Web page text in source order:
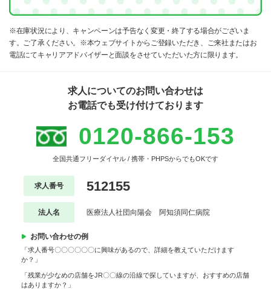
※在庫状況により、キャンペーンは予告なく変更・終了する場合がございま
す。ご了承ください。※本ウェブサイトからご登録いただき、ご来社またはお
電話にてキャリアアドバイザーと面談をさせていただいた方に限ります。
求人についてのお問い合わせは
お電話でも受け付けております
0120-866-153
全国共通フリーダイヤル / 携帯・PHPSからでもOKです
求人番号 512155
法人名 医療法人社団向陽会 阿知須同仁病院
お問い合わせの例
「求人番号〇〇〇〇〇〇に興味があるので、詳細を教えていただけます
か？」
「残業が少なめの店舗をJR〇〇線の沿線で探していますが、おすすめの店舗
はありますか？」